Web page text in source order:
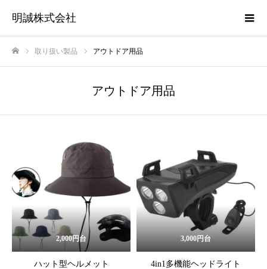
明誠株式会社
取り扱い製品 アウトドア用品
アウトドア用品
2,000円台
ハット型ヘルメット
3,000円台
4in1多機能ヘッドライト